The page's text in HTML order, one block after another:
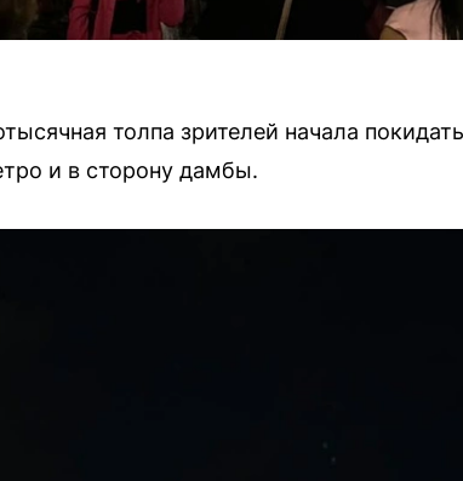
толпа зрителей начала
и в сторону дамбы.